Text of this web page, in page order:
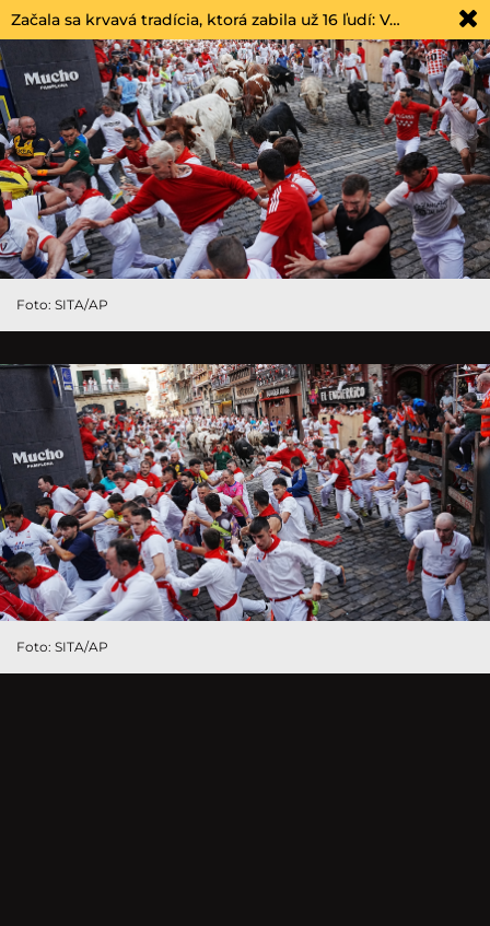
Začala sa krvavá tradícia, ktorá zabila už 16 ľudí: V…
Foto: SITA/AP
Foto: SITA/AP